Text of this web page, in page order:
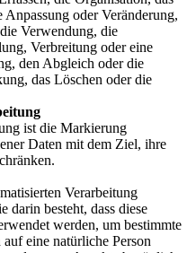
oder Veränderung,
Verwendung, die
Verbreitung oder eine
den Abgleich oder die
das Löschen oder die
ist die Markierung
Daten mit dem Ziel, ihre
Verarbeitung
darin besteht, dass diese
werden, um bestimmte
eine natürliche Person